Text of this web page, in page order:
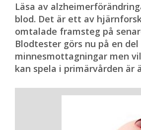
Läsa av
blod. Det är ett av
omtalade framsteg på
Blodtester görs nu på en del
minnesmottagningar men
kan spela i primärvården är